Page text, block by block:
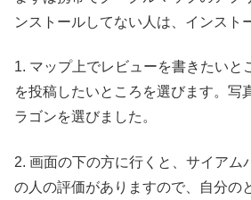
ンストールしてない人は、インスト
1. マップ上でレビューを書きたいと
を投稿したいところを選びます。写
ラゴンを選びました。
2. 画面の下の方に行くと、サイアム
の人の評価がありますので、自分の